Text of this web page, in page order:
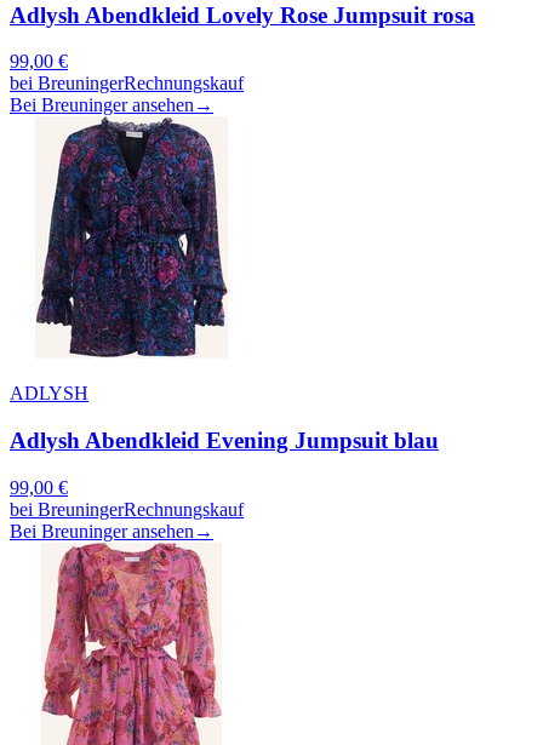
Adlysh Abendkleid Lovely Rose Jumpsuit rosa
99,00 €
bei BreuningerRechnungskauf
Bei Breuninger ansehen→
ADLYSH
Adlysh Abendkleid Evening Jumpsuit blau
99,00 €
bei BreuningerRechnungskauf
Bei Breuninger ansehen →